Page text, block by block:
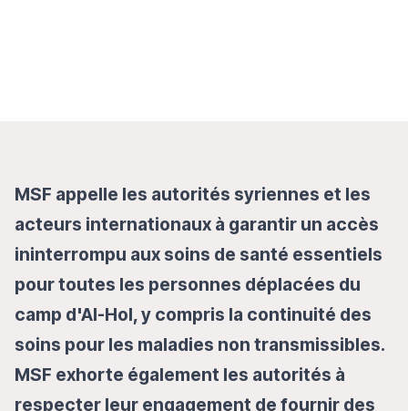
MSF appelle les autorités syriennes et les
acteurs internationaux à garantir un accès
ininterrompu aux soins de santé essentiels
pour toutes les personnes déplacées du
camp d'Al-Hol, y compris la continuité des
soins pour les maladies non transmissibles.
MSF exhorte également les autorités à
respecter leur engagement de fournir des